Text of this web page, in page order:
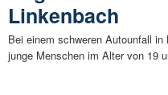
Linkenbach
Bei einem schweren Autounfall
junge Menschen im Alter von 19